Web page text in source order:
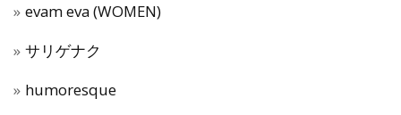
evam eva (WOMEN)
サリゲナク
humoresque